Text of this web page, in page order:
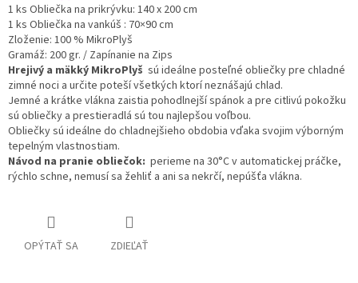
1 ks Obliečka na prikrývku: 140 x 200 cm
1 ks Obliečka na vankúš : 70×90 cm
Zloženie: 100 % MikroPlyš
Gramáž: 200 gr. / Zapínanie na Zips
Hrejivý a mäkký MikroPlyš sú ideálne posteľné obliečkypre chladné
zimné noci a určite poteší všetkých ktorí neznášajú chlad.
Jemné a krátke vlákna zaistia pohodlnejší spánok a pre citlivú pokožku
sú obliečky a prestieradlá sú tou najlepšou voľbou.
Obliečky sú ideálne do chladnejšieho obdobia vďaka svojim výborným
tepelným vlastnostiam.
Návod na pranie obliečok: perieme na 30°C v automatickej práčke,
rýchlo schne, nemusí sa žehliť a ani sa nekrčí, nepúšťa vlákna.
OPÝTAŤ SA ZDIEĽAŤ